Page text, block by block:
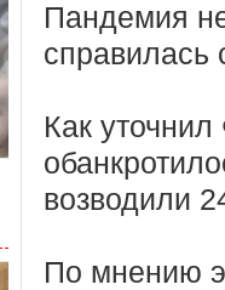
Пандемия
справилась
Как
возводили
По мнению